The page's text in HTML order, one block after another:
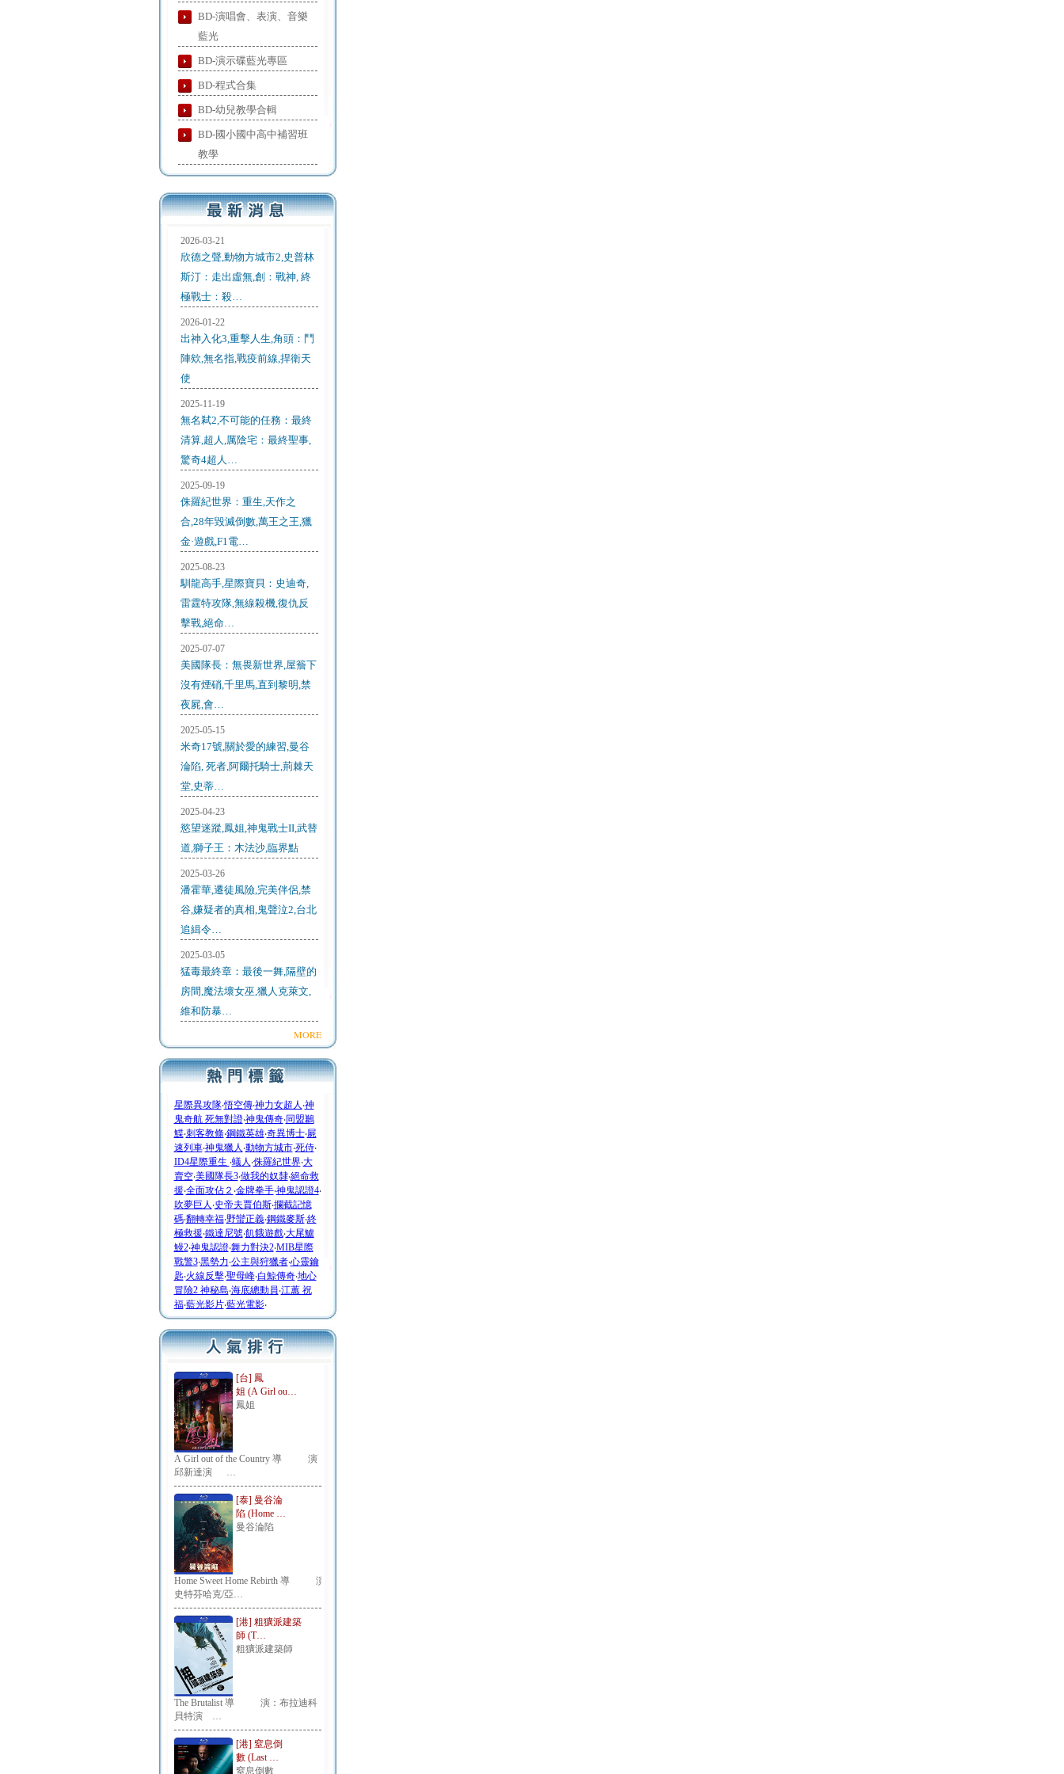
BD-演唱會、表演、音樂
藍光
BD-演示碟藍光專區
BD-程式合集
BD-幼兒教學合輯
BD-國小國中高中補習班
教學
2026-03-21
欣德之聲,動物方城市2,史普林
斯汀：走出虛無,創：戰神, 終
極戰士：殺…
2026-01-22
出神入化3,重擊人生,角頭：鬥
陣欸,無名指,戰疫前線,捍衛天
使
2025-11-19
無名弒2,不可能的任務：最終
清算,超人,厲陰宅：最終聖事,
驚奇4超人…
2025-09-19
侏羅紀世界：重生,天作之
合,28年毀滅倒數,萬王之王,獵
金·遊戲,F1電…
2025-08-23
馴龍高手,星際寶貝：史迪奇,
雷霆特攻隊,無線殺機,復仇反
擊戰,絕命…
2025-07-07
美國隊長：無畏新世界,屋簷下
沒有煙硝,千里馬,直到黎明,禁
夜屍,會…
2025-05-15
米奇17號,關於愛的練習,曼谷
淪陷, 死者,阿爾托騎士,荊棘天
堂,史蒂…
2025-04-23
慾望迷蹤,鳳姐,神鬼戰士II,武替
道,獅子王：木法沙,臨界點
2025-03-26
潘霍華,遷徒風險,完美伴侶,禁
谷,嫌疑者的真相,鬼聲泣2,台北
追緝令…
2025-03-05
猛毒最終章：最後一舞,隔壁的
房間,魔法壞女巫,獵人克萊文,
維和防暴…
MORE
星際異攻隊‧悟空傳‧神力女超人 ‧神
鬼奇航 死無對證‧神鬼傳奇‧同盟鶼
鰈‧刺客教條‧鋼鐵英雄‧奇異博士‧屍
速列車‧神鬼獵人 ‧動物方城市‧死侍‧
ID4星際重生 ‧蟻人 ‧侏羅紀世界‧大
賣空‧美國隊長3‧做我的奴隸‧絕命救
援‧全面攻佔２ ‧金牌拳手‧神鬼認證4‧
吹夢巨人 ‧史帝夫賈伯斯‧攔截記憶
碼‧翻轉幸福‧野蠻正義‧鋼鐵麥斯‧終
極救援‧鐵達尼號‧飢餓遊戲‧大尾鱸
鰻2‧神鬼認證‧舞力對決2‧MIB星際
戰警3‧黑勢力‧公主與狩獵者‧心靈鑰
匙‧火線反擊‧聖母峰‧白鯨傳奇‧地心
冒險2 神秘島‧海底總動員‧江蕙 祝
福‧藍光影片‧藍光電影‧
[台] 鳳
姐 (A Girl ou…
鳳姐
A Girl out of the Country 導 演：
邱新達演 …
[泰] 曼谷淪
陷 (Home …
曼谷淪陷
Home Sweet Home Rebirth 導 演：
史特芬哈克/亞…
[港] 粗獷派建築
師 (T…
粗獷派建築師
The Brutalist 導 演：布拉迪科
貝特演 …
[港] 窒息倒
數 (Last …
窒息倒數